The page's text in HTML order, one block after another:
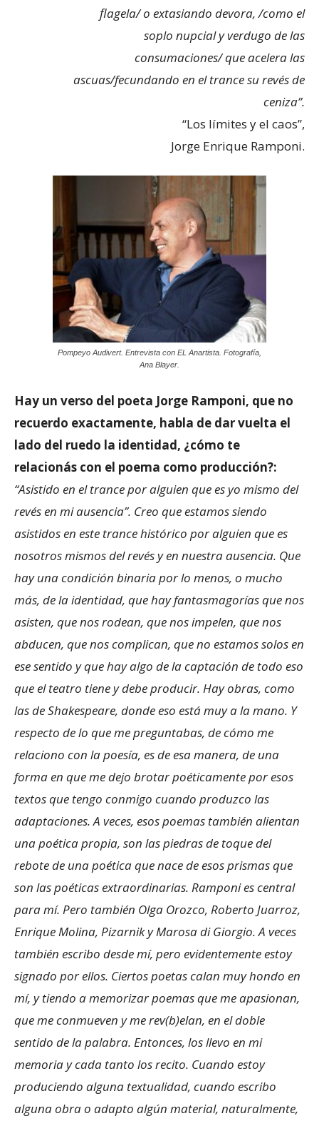
flagela/ o extasiando devora, /como el
soplo nupcial y verdugo de las
consumaciones/ que acelera las
ascuas/fecundando en el trance su revés de
ceniza”.
“Los límites y el caos”,
Jorge Enrique Ramponi.
Pompeyo Audivert. Entrevista con EL Anartista. Fotografía,
Ana Blayer.
Hay un verso del poeta Jorge Ramponi, que no
recuerdo exactamente, habla de dar vuelta el
lado del ruedo la identidad, ¿cómo te
relacionás con el poema como producción?:
“Asistido en el trance por alguien que es yo mismo del
revés en mi ausencia”. Creo que estamos siendo
asistidos en este trance histórico por alguien que es
nosotros mismos del revés y en nuestra ausencia. Que
hay una condición binaria por lo menos, o mucho
más, de la identidad, que hay fantasmagorías que nos
asisten, que nos rodean, que nos impelen, que nos
abducen, que nos complican, que no estamos solos en
ese sentido y que hay algo de la captación de todo eso
que el teatro tiene y debe producir. Hay obras, como
las de Shakespeare, donde eso está muy a la mano. Y
respecto de lo que me preguntabas, de cómo me
relaciono con la poesía, es de esa manera, de una
forma en que me dejo brotar poéticamente por esos
textos que tengo conmigo cuando produzco las
adaptaciones. A veces, esos poemas también alientan
una poética propia, son las piedras de toque del
rebote de una poética que nace de esos prismas que
son las poéticas extraordinarias. Ramponi es central
para mí. Pero también Olga Orozco, Roberto Juarroz,
Enrique Molina, Pizarnik y Marosa di Giorgio. A veces
también escribo desde mí, pero evidentemente estoy
signado por ellos. Ciertos poetas calan muy hondo en
mí, y tiendo a memorizar poemas que me apasionan,
que me conmueven y me rev(b)elan, en el doble
sentido de la palabra. Entonces, los llevo en mi
memoria y cada tanto los recito. Cuando estoy
produciendo alguna textualidad, cuando escribo
alguna obra o adapto algún material, naturalmente,